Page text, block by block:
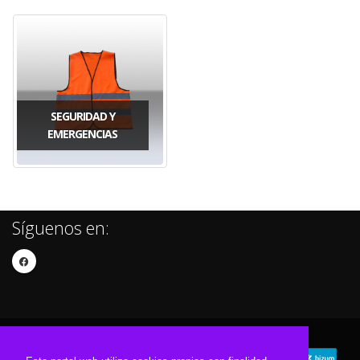
SEGURIDAD Y
EMERGENCIAS
Síguenos en: